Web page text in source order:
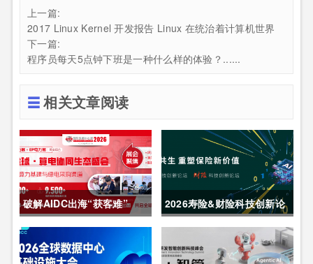
上一篇:
2017 Linux Kernel 开发报告 Linux 在统治着计算机世界
下一篇:
程序员每天5点钟下班是一种什么样的体验？......
相关文章阅读
破解AIDC出海“获客难”
CDCE2026数据中心展
以“算电协同”重构全球算力
2026寿险&财险科技创新论
坛圆满举办